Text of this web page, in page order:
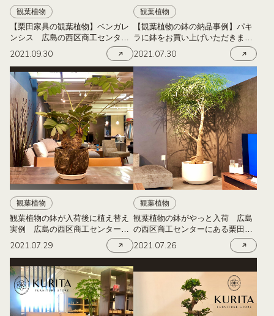
観葉植物
【栗田家具の観葉植物】ベンガレ
ンシス 広島の西区商工センター
にある栗田家具
2021.09.30
観葉植物
【観葉植物の鉢の納品事例】パキ
ラに鉢をお買い上げいただきまし
た 広島の西区商工センターにあ
る栗田家具
2021.07.30
観葉植物
観葉植物の鉢が入荷後に植え替え
実例 広島の西区商工センターに
ある栗田家具
2021.07.29
観葉植物
観葉植物の鉢がやっと入荷 広島
の西区商工センターにある栗田家
具
2021.07.26